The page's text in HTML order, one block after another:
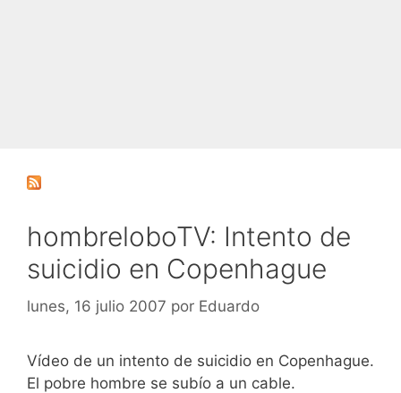
hombreloboTV: Intento de
suicidio en Copenhague
lunes, 16 julio 2007 por Eduardo
Vídeo de un intento de suicidio en Copenhague.
El pobre hombre se subío a un cable.